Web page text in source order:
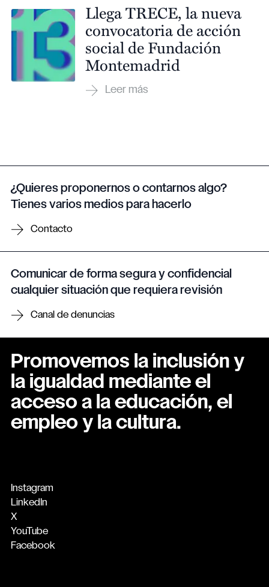
Llega TRECE, la nueva
convocatoria de acción
social de Fundación
Montemadrid
¿Quieres proponernos o contarnos algo?
Tienes varios medios para hacerlo
Contacto
Comunicar de forma segura y confidencial
cualquier situación que requiera revisión
Canal de denuncias
Promovemos la inclusión y
la igualdad mediante el
acceso a la educación, el
empleo y la cultura.
Instagram
LinkedIn
X
YouTube
Facebook